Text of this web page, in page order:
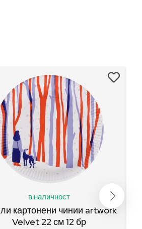
в наличност
картонени чинии artwork
Velvet 22 см 12 бр